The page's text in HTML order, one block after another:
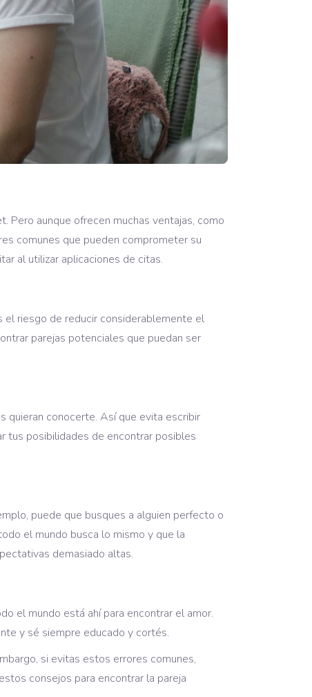
Pero aunque ofrecen muchas ventajas, como
comunes que pueden comprometer su
al utilizar aplicaciones de citas.
el riesgo de reducir considerablemente el
parejas potenciales que puedan ser
quieran conocerte. Así que evita escribir
tus posibilidades de encontrar posibles
puede que busques a alguien perfecto o
el mundo busca lo mismo y que la
demasiado altas.
el mundo está ahí para encontrar el amor.
y sé siempre educado y cortés.
si evitas estos errores comunes,
consejos para encontrar la pareja